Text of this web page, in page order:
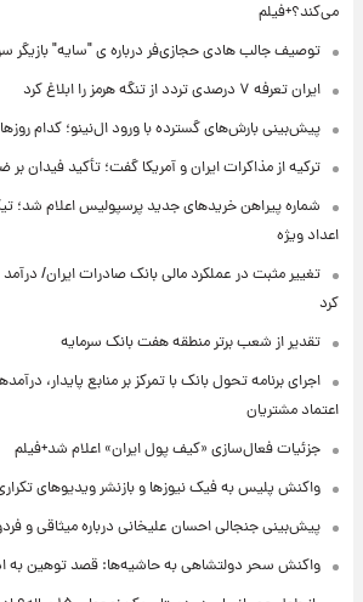
می‌کند؟+فیلم
توصیف جالب هادی حجازی‌فر درباره ی "سایه" بازیگر
ایران تعرفه ۷ درصدی تردد از تنگه هرمز را ابلاغ کرد
پیش‌بینی بارش‌های گسترده با ورود ال‌نینو؛ کدام
ترکیه از مذاکرات ایران و آمریکا گفت؛ تأکید فیدان بر
شماره پیراهن خریدهای جدید پرسپولیس اعلام شد؛
اعداد ویژه
کرد
تقدیر از شعب برتر منطقه هفت بانک سرمایه
اجرای برنامه تحول بانک با تمرکز بر منابع پایدار،
اعتماد مشتریان
جزئیات فعال‌سازی «کیف پول ایران» اعلام شد+فیلم
واکنش پلیس به فیک نیوزها و بازنشر ویدیوهای
پیش‌بینی جنجالی احسان علیخانی درباره میثاقی و
واکنش سحر دولتشاهی به حاشیه‌ها: قصد توهین به